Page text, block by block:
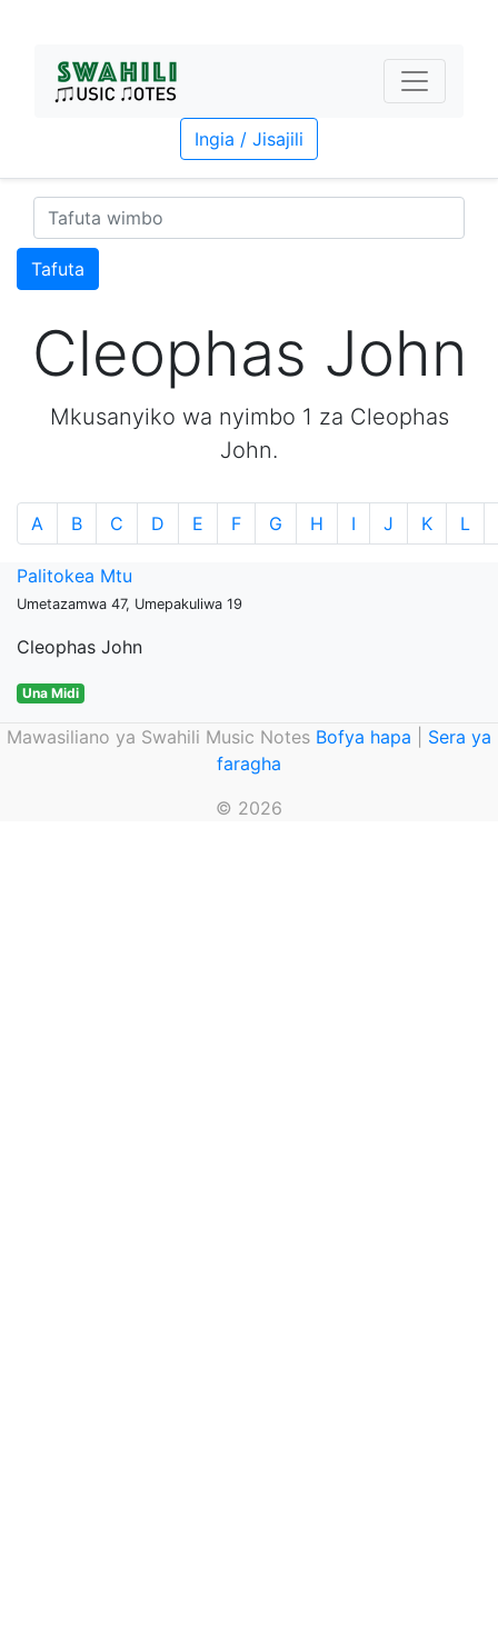
Ingia / Jisajili
Tafuta
Cleophas John
Mkusanyiko wa nyimbo 1 za Cleophas
John.
A B C D E F G H I J K L
Palitokea Mtu
Umetazamwa 47, Umepakuliwa 19
Cleophas John
Una Midi
Mawasiliano ya Swahili Music Notes Bofya hapa
Sera ya
faragha
© 2026